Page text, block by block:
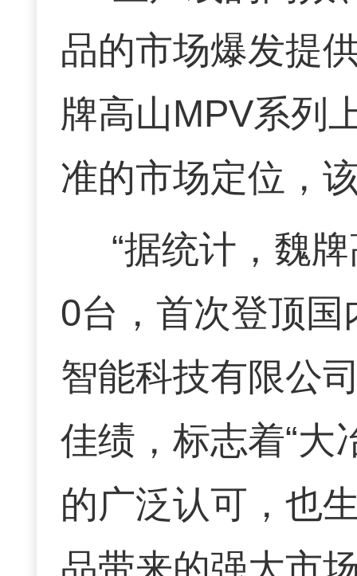
品的市场爆发提
牌高山MPV系列
准的市场定位，
“据统计，魏
0台，首次登顶国
智能科技有限公
佳绩，标志着“大
的广泛认可，也